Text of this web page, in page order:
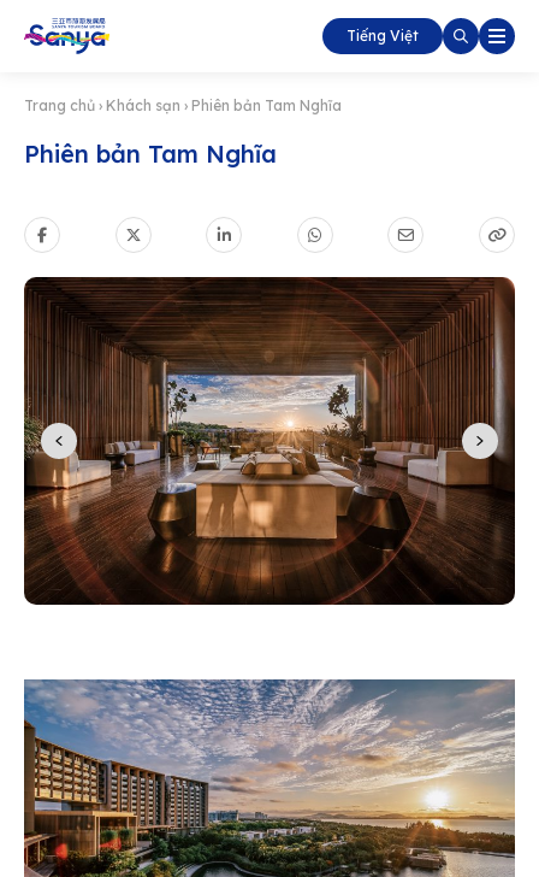
Tiếng Việt
Trang chủ › Khách sạn › Phiên bản Tam Nghĩa
Phiên bản Tam Nghĩa